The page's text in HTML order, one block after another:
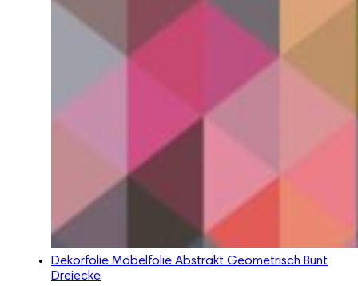
Dekorfolie Möbelfolie Abstrakt Geometrisch Bunt
Dreiecke